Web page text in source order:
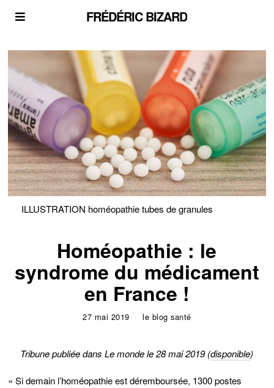
FRÉDÉRIC BIZARD
ILLUSTRATION homéopathie tubes de granules
Homéopathie : le
syndrome du médicament
en France !
27 mai 2019 le blog santé
Tribune publiée dansLe mondele 28 mai 2019 (disponible)
« Si demain l’homéopathie est déremboursée, 1300 postes